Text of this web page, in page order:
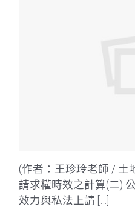
(作者：王珍玲老師 / 土
請求權時效之計算(二)
效力與私法上請 […]